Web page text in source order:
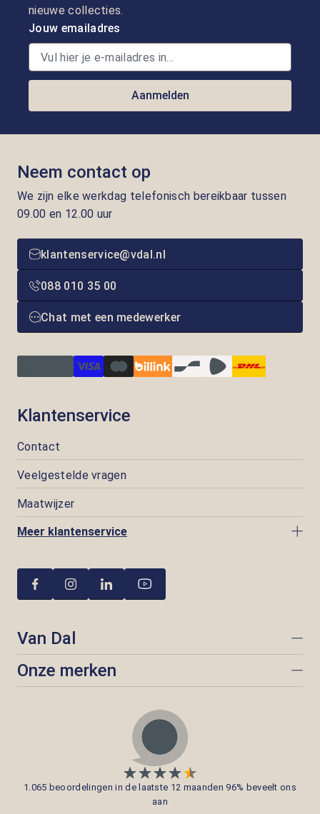
nieuwe collecties.
Jouw emailadres
Aanmelden
Neem contact op
We zijn elke werkdag telefonisch bereikbaar tussen
09.00 en 12.00 uur
klantenservice@vdal.nl
088 010 35 00
Chat met een medewerker
Klantenservice
Contact
Veelgestelde vragen
Maatwijzer
Meer klantenservice
Van Dal
Onze merken
1.065 beoordelingen in de laatste 12 maanden 96% beveelt ons
aan